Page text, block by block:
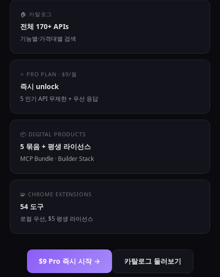
🏠 카탈로그
전체 170+ APIs
기능별·가격대별 검색
⭐ PRO PLAN · $9/월
즉시 unlock
5 인기 API 무제한 + 우선 응답
📦 DIGITAL PRODUCTS
5 묶음 + 평생 라이선스
MCP Bundle · Builder Stack
🧩 CHROME EXTENSIONS
54 도구
로컬 우선, $5 평생 라이선스
$9 Pro 즉시 시작 → 카탈로그 둘러보기